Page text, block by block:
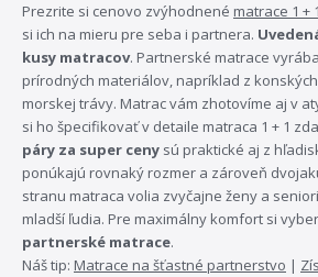
Prezrite si cenovo zvýhodnené matrace 1 +
si ich na mieru pre seba i partnera.
kusy matracov. Partnerské matrace
prírodných materiálov, napríklad z
morskej trávy. Matrac vám zhotovíme aj v
si ho špecifikovať v detaile matraca 1 + 1
páry za super ceny sú praktické aj z
ponúkajú rovnaký rozmer a zároveň
stranu matraca volia zvyčajne ženy a
mladší ľudia. Pre maximálny komfort si
partnerské matrace.
Náš tip: Matrace na šťastné partnerstvo |